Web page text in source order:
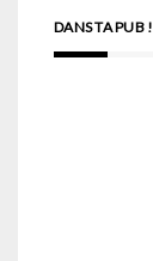
DANS TA PUB !